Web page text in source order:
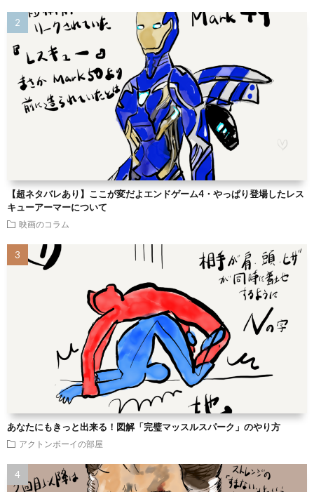
【超ネタバレあり】ここが変だよエンドゲーム4・やっぱり登場したレス
キューアーマーについて
映画のコラム
あなたにもきっと出来る！図解「完璧マッスルスパーク」のやり方
アクトンボーイの部屋